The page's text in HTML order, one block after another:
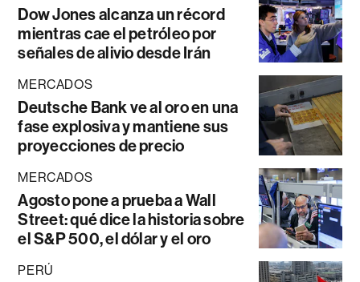
Dow Jones alcanza un récord
mientras cae el petróleo por
señales de alivio desde Irán
MERCADOS
Deutsche Bank ve al oro en una
fase explosiva y mantiene sus
proyecciones de precio
MERCADOS
Agosto pone a prueba a Wall
Street: qué dice la historia sobre
el S&P 500, el dólar y el oro
PERÚ